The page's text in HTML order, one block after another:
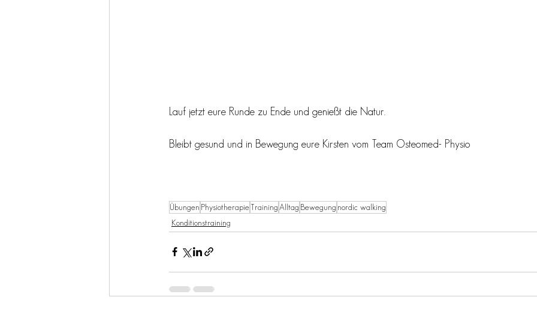
Lauf jetzt eure Runde zu Ende und genießt die Natur.
Bleibt gesund und in Bewegung eure Kirsten vom Team Osteomed- Physio
Übungen PhysiotherapieTraining Alltag Bewegung nordic walking
Konditionstraining